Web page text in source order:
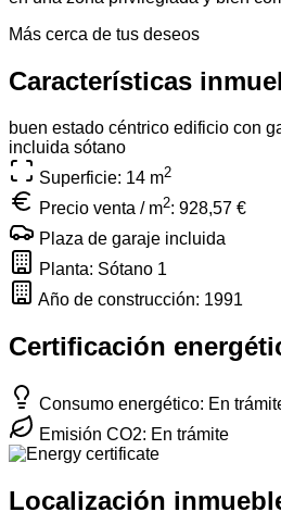
Más cerca de tus deseos
Características
buen estado céntrico edificio con
incluida sótano
Superficie: 14 m2
Precio venta / m2: 928,57 €
Plaza de garaje incluida
Planta: Sótano 1
Año de construcción: 1991
Certificación
Consumo energético: En
Emisión CO2: En trámite
Localización